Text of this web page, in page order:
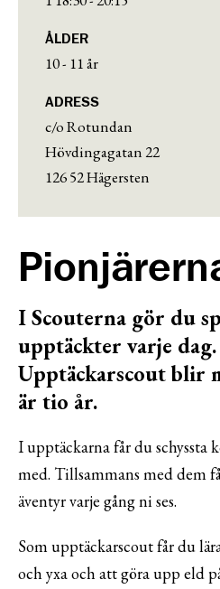
I Scouterna gör du
upptäckter varje dag.
Upptäckarscout blir
är tio år.
I upptäckarna får du schyssta
med. Tillsammans med dem
äventyr varje gång ni ses.
Som upptäckarscout får du
och yxa och att göra upp eld
ÅLDER
10 - 11 år
ADRESS
c/o Rotundan
Hövdingagatan 22
126 52 Hägersten